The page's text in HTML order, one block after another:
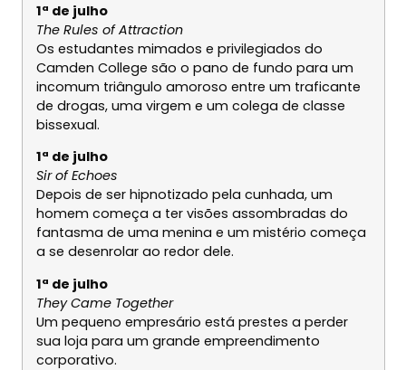
1ª de julho
The Rules of Attraction
Os estudantes mimados e privilegiados do
Camden College são o pano de fundo para um
incomum triângulo amoroso entre um traficante
de drogas, uma virgem e um colega de classe
bissexual.
1ª de julho
Sir of Echoes
Depois de ser hipnotizado pela cunhada, um
homem começa a ter visões assombradas do
fantasma de uma menina e um mistério começa
a se desenrolar ao redor dele.
1ª de julho
They Came Together
Um pequeno empresário está prestes a perder
sua loja para um grande empreendimento
corporativo.